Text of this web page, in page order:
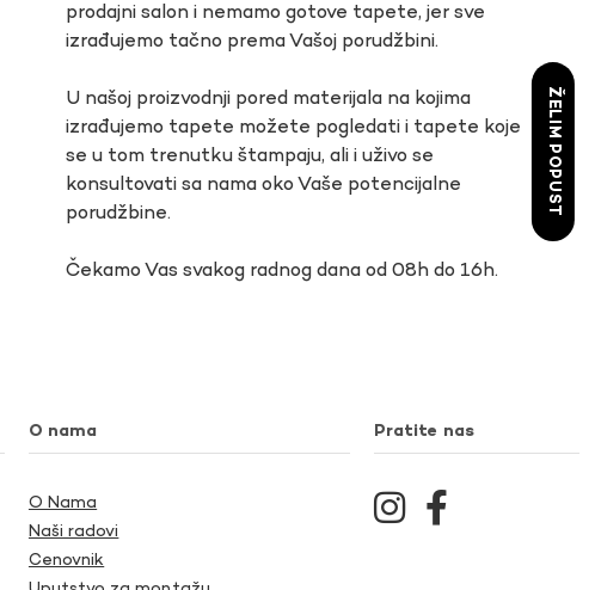
prodajni salon i nemamo gotove tapete, jer sve
izrađujemo tačno prema Vašoj porudžbini.
U našoj proizvodnji pored materijala na kojima
izrađujemo tapete možete pogledati i tapete koje
se u tom trenutku štampaju, ali i uživo se
konsultovati sa nama oko Vaše potencijalne
porudžbine.
Čekamo Vas svakog radnog dana od 08h do 16h.
O nama
O Nama
Naši radovi
Cenovnik
Pratite nas
ŽELIM POPUST